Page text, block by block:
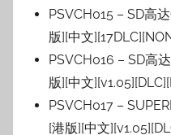
PSVCH015 – SD高
版][中文
PSVCH016 – SD高
版][中文
PSVCH017 –
[港版][中文